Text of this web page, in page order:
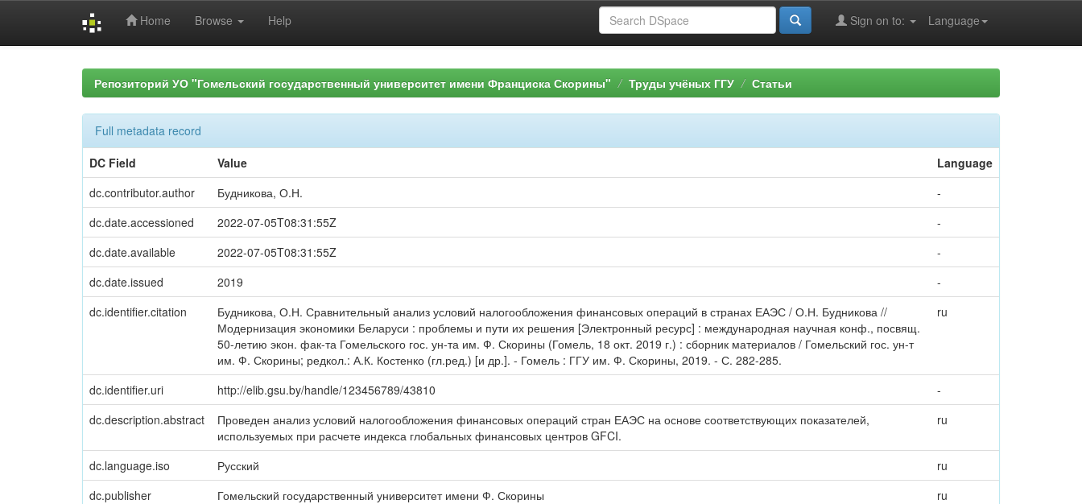
Home Browse Help Language
Sign on to:
Репозиторий УО "Гомельский государственный университет имени Франциска Скорины" Труды учёных ГГУ Статьи
Full metadata record
DC Field
Value
Language
dc.contributor.author
Будникова, О.Н.
-
dc.date.accessioned
2022-07-05T08:31:55Z
-
dc.date.available
2022-07-05T08:31:55Z
-
dc.date.issued
2019
-
dc.identifier.citation
Будникова, О.Н. Сравнительный анализ условий налогообложения финансовых операций в странах ЕАЭС / О.Н. Будникова //
Модернизация экономики Беларуси : проблемы и пути их решения [Электронный ресурс] : международная научная конф., посвящ.
50-летию экон. фак-та Гомельского гос. ун-та им. Ф. Скорины (Гомель, 18 окт. 2019 г.) : сборник материалов / Гомельский гос. ун-т
им. Ф. Скорины; редкол.: А.К. Костенко (гл.ред.) [и др.]. - Гомель : ГГУ им. Ф. Скорины, 2019. - С. 282-285.
ru
dc.identifier.uri http://elib.gsu.by/handle/123456789/43810
-
dc.description.abstract
Проведен анализ условий налогообложения финансовых операций стран ЕАЭС на основе соответствующих показателей,
используемых при расчете индекса глобальных финансовых центров GFCI.
ru
dc.language.iso Русский
ru
dc.publisher
Гомельский государственный университет имени Ф. Скорины
ru